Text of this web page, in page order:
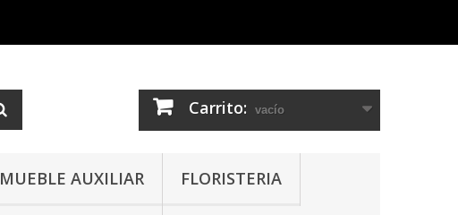
Carrito: vacío
MUEBLE AUXILIAR FLORISTERIA